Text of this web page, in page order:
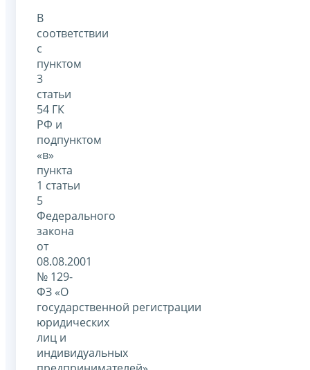
В
соответствии
с
пунктом
3
статьи
54 ГК
РФ и
подпунктом
«в»
пункта
1 статьи
5
Федерального
закона
от
08.08.2001
№ 129-
ФЗ «О
государственной регистрации
юридических
лиц и
индивидуальных